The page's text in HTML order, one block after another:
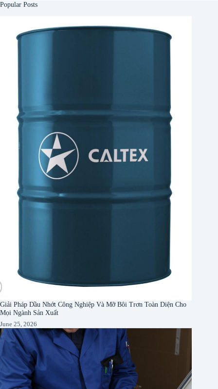
Popular Posts
Giải Pháp Dầu Nhớt Công Nghiệp Và Mỡ Bôi Trơn Toàn Diện Cho
Mọi Ngành Sản Xuất
June 25, 2026